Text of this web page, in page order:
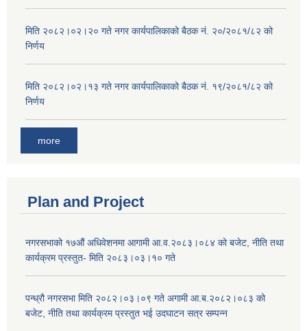
मिति २०८२।०२।२० गते नगर कार्यपालिकाको बैठक नं. २०/२०८१/८२ को
निर्णय
मिति २०८२।०२।१३ गते नगर कार्यपालिकाको बैठक नं. १९/२०८१/८२ को
निर्णय
more
Plan and Project
नगरसभाको १७औं अधिवेशनमा आगामी आ.व.२०८३।०८४ को बजेट, नीति तथा
कार्यक्रम प्रस्तुत- मिति २०८३।०३।१० गते
पन्ध्रौ नगरसभा मिति २०८२।०३।०९ गते अगामी आ.ब.२०८२।०८३ को
बजेट, नीति तथा कार्यक्रम प्रस्तुत भई उदघाटन सत्र सम्पन्न